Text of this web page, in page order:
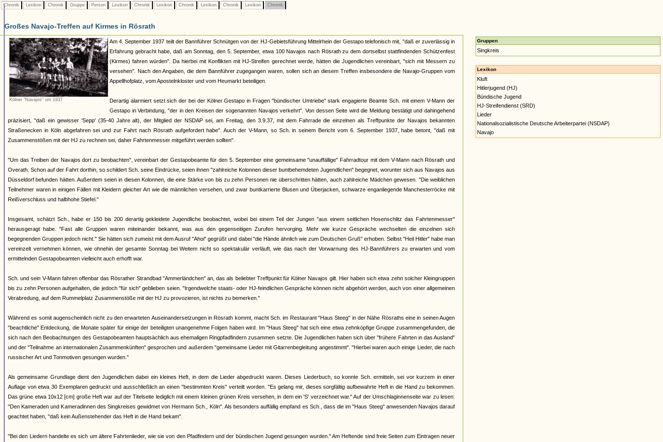
Chronik Lexikon Chronik Gruppe Person Lexikon Chronik Lexikon Chronik Lexikon Chronik Lexikon Chronik
Großes Navajo-Treffen auf Kirmes in Rösrath
Kölner "Navajos" um 1937
Am 4. September 1937 teilt der Bannführer Schnütgen von der HJ-Gebietsführung Mittelrhein der Gestapo telefonisch mit, "daß er zuverlässig in
Erfahrung gebracht habe, daß am Sonntag, den 5. September, etwa 100 Navajos nach Rösrath zu dem dortselbst stattfindenden Schützenfest
(Kirmes) fahren würden". Da hierbei mit Konflikten mit HJ-Streifen gerechnet werde, hätten die Jugendlichen vereinbart, "sich mit Messern zu
versehen". Nach den Angaben, die dem Bannführer zugegangen waren, sollen sich an diesem Treffen insbesondere die Navajo-Gruppen vom
Appellhofplatz, vom Apostelnkloster und vom Heumarkt beteiligen.
Derartig alarmiert setzt sich der bei der Kölner Gestapo in Fragen "bündischer Umtriebe" stark engagierte Beamte Sch. mit einem V-Mann der
Gestapo in Verbindung, "der in den Kreisen der sogenannten Navajos verkehrt". Von dessen Seite wird die Meldung bestätigt und dahingehend
präzisiert, "daß ein gewisser 'Sepp' (35-40 Jahre alt), der Mitglied der NSDAP sei, am Freitag, den 3.9.37, mit dem Fahrrade die einzelnen als Treffpunkte der Navajos bekannten
Straßenecken in Köln abgefahren sei und zur Fahrt nach Rösrath aufgefordert habe". Auch der V-Mann, so Sch. in seinem Bericht vom 6. September 1937, habe betont, "daß mit
Zusammenstößen mit der HJ zu rechnen sei, daher Fahrtenmesser mitgeführt werden sollten".
"Um das Treiben der Navajos dort zu beobachten", vereinbart der Gestapobeamte für den 5. September eine gemeinsame "unauffällige" Fahrradtour mit dem V-Mann nach Rösrath und
Overath. Schon auf der Fahrt dorthin, so schildert Sch. seine Eindrücke, seien ihnen "zahlreiche Kolonnen dieser buntbehemdeten Jugendlichen" begegnet, worunter sich aus Navajos aus
Düsseldorf befunden hätten. Außerdem seien in diesen Kolonnen, die eine Stärke von bis zu zehn Personen nie überschritten hätten, auch zahlreiche Mädchen gewesen. "Die weiblichen
Teilnehmer waren in einigen Fällen mit Kleidern gleicher Art wie die männlichen versehen, und zwar buntkarrierte Blusen und Überjacken, schwarze enganliegende Manchesterröcke mit
Reißverschluss und halbhohe Stiefel."
Insgesamt, schätzt Sch., habe er 150 bis 200 derartig gekleidete Jugendliche beobachtet, wobei bei einem Teil der Jungen "aus einem seitlichen Hosenschlitz das Fahrtenmesser"
herausgeragt habe. "Fast alle Gruppen waren miteinander bekannt, was aus den gegenseitigen Zurufen hervorging. Mehr wie kurze Gespräche wechselten die einzelnen sich
begegnenden Gruppen jedoch nicht." Sie hätten sich zumeist mit dem Ausruf "Ahoi" gegrüßt und dabei "die Hände ähnlich wie zum Deutschen Gruß" erhoben. Selbst "Heil Hitler" habe man
vereinzelt vernehmen können, wie ohnehin der gesamte Sonntag bei Weitem nicht so spektakulär verläuft, wie das nach der Vorwarnung des HJ-Bannführers zu erwarten und vom
ermittelnden Gestapobeamten vielleicht auch erhofft war.
Sch. und sein V-Mann fahren offenbar das Rösrather Strandbad "Ammerländchen" an, das als beliebter Treffpunkt für Kölner Navajos gilt. Hier haben sich etwa zehn solcher Kleingruppen
bis zu zehn Personen aufgehalten, die jedoch "für sich" geblieben seien. "Irgendwelche staats- oder HJ-feindlichen Gespräche können nicht abgehört werden, auch von einer allgemeinen
Verabredung, auf dem Rummelplatz Zusammenstöße mit der HJ zu provozieren, ist nichts zu bemerken."
Während es somit augenscheinlich nicht zu den erwarteten Auseinandersetzungen in Rösrath kommt, macht Sch. im Restaurant "Haus Steeg" in der Nähe Rösraths eine in seinen Augen
"beachtliche" Entdeckung, die Monate später für einige der beteiligten unangenehme Folgen haben wird. Im "Haus Steeg" hat sich eine etwa zehnköpfige Gruppe zusammengefunden, die
sich nach den Beobachtungen des Gestapobeamten hauptsächlich aus ehemaligen Ringpfadfindern zusammen setzte. Die Jugendlichen haben sich über "frühere Fahrten in das Ausland"
und der "Teilnahme an internationalen Zusammenkünften" gesprochen und außerdem "gemeinsame Lieder mit Gitarrenbegleitung angestimmt". "Hierbei waren auch einige Lieder, die nach
russischer Art und Tonmotiven gesungen wurden."
Als gemeinsame Grundlage dient den Jugendlichen dabei ein kleines Heft, in dem die Lieder abgedruckt waren. Dieses Liederbuch, so konnte Sch. ermitteln, sei vor kurzem in einer
Auflage von etwa 30 Exemplaren gedruckt und ausschließlich an einen "bestimmten Kreis" verteilt worden. "Es gelang mir, dieses sorgfältig aufbewahrte Heft in die Hand zu bekommen.
Das grüne etwa 10x12 [cm] große Heft war auf der Titelseite lediglich mit einem kleinen grünen Kreis versehen, in dem ein 'S' verzeichnet war." Auf der Umschlaginnenseite war zu lesen:
"Den Kameraden und Kameradinnen des Singkreises gewidmet von Hermann Sch., Köln". Als besonders auffällig empfand es Sch., dass die im "Haus Steeg" anwesenden Navajos darauf
geachtet haben, "daß kein Außenstehender das Heft in die Hand bekam".
"Bei den Liedern handelte es sich um ältere Fahrtenlieder, wie sie von den Pfadfindern und der bündischen Jugend gesungen wurden." Am Heftende sind freie Seiten zum Eintragen neuer
Gruppen
Singkreis
Lexikon
Kluft
Hitlerjugend (HJ)
Bündische Jugend
HJ-Streifendienst (SRD)
Lieder
Nationalsozialistische Deutsche Arbeiterpartei (NSDAP)
Navajo